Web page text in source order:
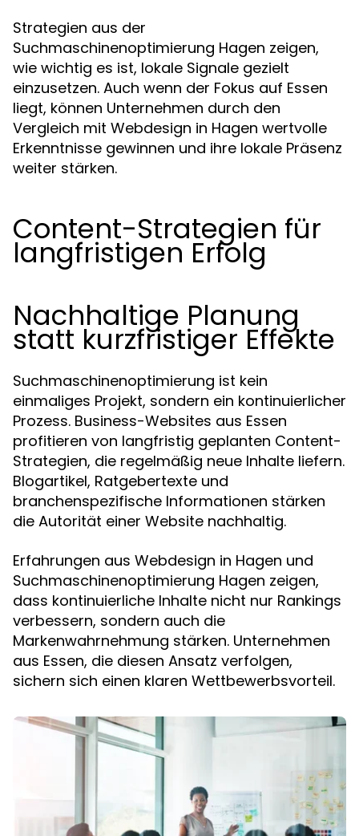
Strategien aus der
Suchmaschinenoptimierung Hagen zeigen,
wie wichtig es ist, lokale Signale gezielt
einzusetzen. Auch wenn der Fokus auf Essen
liegt, können Unternehmen durch den
Vergleich mit Webdesign in Hagen wertvolle
Erkenntnisse gewinnen und ihre lokale Präsenz
weiter stärken.
Content-Strategien für
langfristigen Erfolg
Nachhaltige Planung
statt kurzfristiger Effekte
Suchmaschinenoptimierung ist kein
einmaliges Projekt, sondern ein kontinuierlicher
Prozess. Business-Websites aus Essen
profitieren von langfristig geplanten Content-
Strategien, die regelmäßig neue Inhalte liefern.
Blogartikel, Ratgebertexte und
branchenspezifische Informationen stärken
die Autorität einer Website nachhaltig.
Erfahrungen aus Webdesign in Hagen und
Suchmaschinenoptimierung Hagen zeigen,
dass kontinuierliche Inhalte nicht nur Rankings
verbessern, sondern auch die
Markenwahrnehmung stärken. Unternehmen
aus Essen, die diesen Ansatz verfolgen,
sichern sich einen klaren Wettbewerbsvorteil.